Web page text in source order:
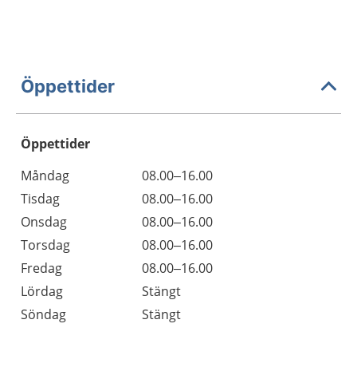
Öppettider
Öppettider
Dag
Öppettider
Kommentarer
Måndag
08.00–16.00
Tisdag
08.00–16.00
Onsdag
08.00–16.00
Torsdag
08.00–16.00
Fredag
08.00–16.00
Lördag
Stängt
Söndag
Stängt